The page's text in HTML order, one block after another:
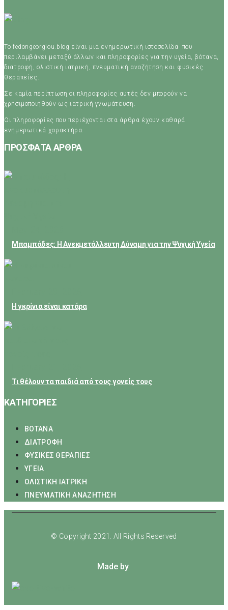
Το fedongeorgiou.blog είναι μια ενημερωτική ιστοσελίδα που
περιλαμβάνει μεταξύ άλλων και πληροφορίες για την υγεία, βότανα,
διατροφή, ολιστική ιατρική, πνευματική αναζήτηση και φυσικές
θεραπείες.
Σε καμία περίπτωση οι πληροφορίες αυτές δεν μπορούν να
χρησιμοποιηθούν ως ιατρική γνωμάτευση.
Οι πληροφορίες που περιέχονται στα άρθρα έχουν καθαρά
ενημερωτικά χαρακτήρα.
ΠΡΟΣΦΑΤΑ ΑΡΘΡΑ
Μπαμπάδες: Η Ανεκμετάλλευτη Δύναμη για την Ψυχική Υγεία
Η γκρίνια είναι κατάρα
Τι θέλουν τα παιδιά από τους γονείς τους
ΚΑΤΗΓΟΡΙΕΣ
ΒΟΤΑΝΑ
ΔΙΑΤΡΟΦΗ
ΦΥΣΙΚΕΣ ΘΕΡΑΠΙΕΣ
ΥΓΕΙΑ
ΟΛΙΣΤΙΚΗ ΙΑΤΡΙΚΗ
ΠΝΕΥΜΑΤΙΚΗ ΑΝΑΖΗΤΗΣΗ
© Copyright 2021. All Rights Reserved
Made by